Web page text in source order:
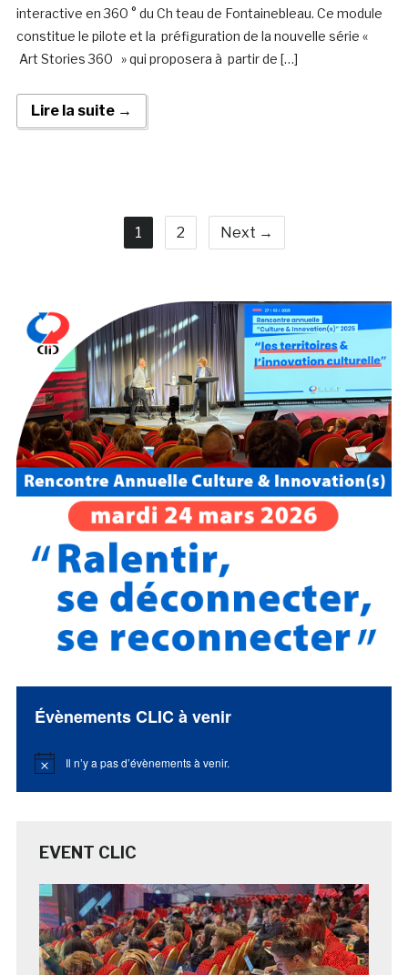
interactive en 360 ° du Ch teau de Fontainebleau. Ce module
constitue le pilote et la préfiguration de la nouvelle série «
Art Stories 360 » qui proposera à partir de […]
Lire la suite →
1 2 Next →
Évènements CLIC à venir
Notice Il n’y a pas d’évènements à venir.
EVENT CLIC